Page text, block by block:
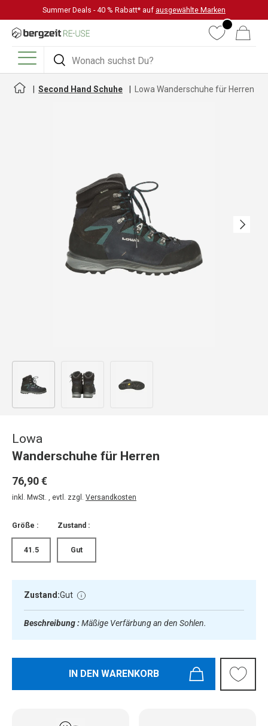
DIREKT ZUM INHALT
Summer Deals - 40 % Rabatt* auf ausgewählte Marken
Suchen
Suchen
WunschlisteWarenkorb
Menü
Second Hand Schuhe Lowa Wanderschuhe für Herren
Nächste
Bild 1 in Galerieansicht laden
Lowa
Wanderschuhe für Herren
76,90 €
inkl. MwSt. , evtl. zzgl. Versandkosten
Größe :
41.5
Zustand :
Gut
Zustand:Gut
Beschreibung :Mäßige Verfärbung an den Sohlen.
IN DEN WARENKORB